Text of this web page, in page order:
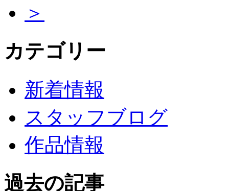
＞
カテゴリー
新着情報
スタッフブログ
作品情報
過去の記事